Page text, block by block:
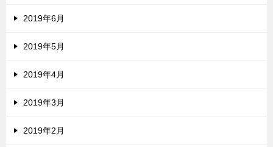
2019年6月
2019年5月
2019年4月
2019年3月
2019年2月